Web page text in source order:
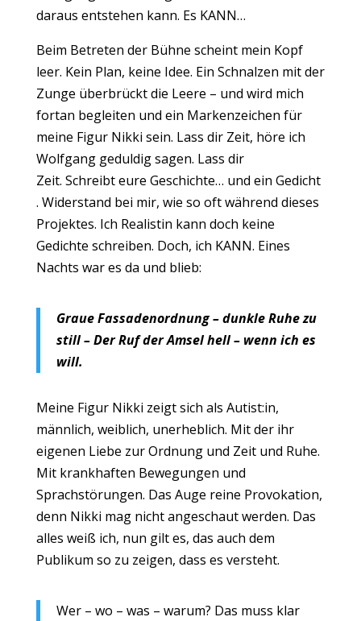
daraus entstehen kann. Es KANN…
Beim Betreten der Bühne scheint mein Kopf
leer. Kein Plan, keine Idee. Ein Schnalzen mit der
Zunge überbrückt die Leere – und wird mich
fortan begleiten und ein Markenzeichen für
meine Figur Nikki sein. Lass dir Zeit, höre ich
Wolfgang geduldig sagen. Lass dir
Zeit. Schreibt eure Geschichte… und ein Gedicht
. Widerstand bei mir, wie so oft während dieses
Projektes. Ich Realistin kann doch keine
Gedichte schreiben. Doch, ich KANN. Eines
Nachts war es da und blieb:
Graue Fassadenordnung – dunkle Ruhe zu
still – Der Ruf der Amsel hell – wenn ich es
will.
Meine Figur Nikki zeigt sich als Autist:in,
männlich, weiblich, unerheblich. Mit der ihr
eigenen Liebe zur Ordnung und Zeit und Ruhe.
Mit krankhaften Bewegungen und
Sprachstörungen. Das Auge reine Provokation,
denn Nikki mag nicht angeschaut werden. Das
alles weiß ich, nun gilt es, das auch dem
Publikum so zu zeigen, dass es versteht.
Wer – wo – was – warum? Das muss klar